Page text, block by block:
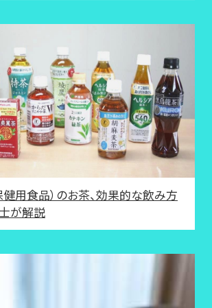
健用食品）のお茶、効果的な飲み方
が解説